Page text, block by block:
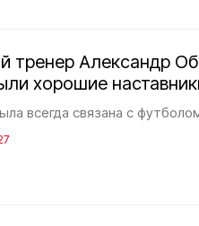
тренер Александр
хорошие
всегда связана с